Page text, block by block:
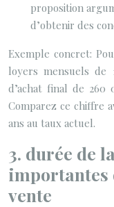
proposition
d’obtenir des
Exemple concret:
loyers mensuels
d’achat final de
Comparez ce chiffre
ans au taux actuel.
3. durée de
importantes
vente